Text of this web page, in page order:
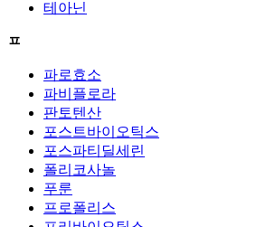
테아닌
ㅍ
파로효소
파비플로라
판토텐산
포스트바이오틱스
포스파티딜세린
폴리코사놀
푸룬
프로폴리스